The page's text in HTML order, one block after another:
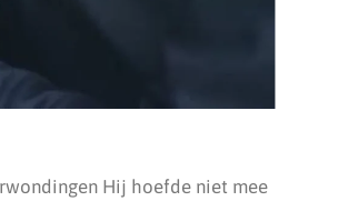
Hij hoefde niet mee